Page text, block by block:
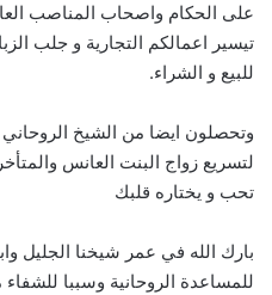
على الحكام واصحاب المناصب
تيسير اعمالكم التجارية و جلب
للبيع و الشراء.
وتحصلون ايضا من الشيخ
لتسريع زواج البنت العانس
تحب و يختاره قلبك
بارك الله في عمر شيخنا الجليل
للمساعدة الروحانية وسببا